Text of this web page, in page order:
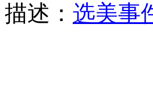
描述： 选美事